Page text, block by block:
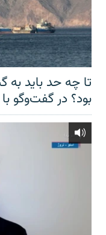
تا چه حد باید
بود؟ در گفت‌وگو